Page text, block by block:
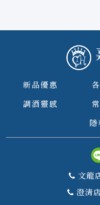
新品優惠
調酒靈感
文龍
澄清